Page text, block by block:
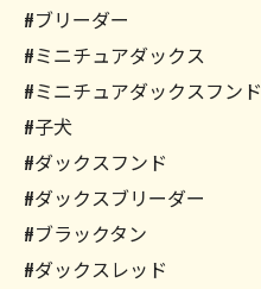
#ブリーダー
#ミニチュアダックス
#ミニチュアダックスフンド
#子犬
#ダックスフンド
#ダックスブリーダー
#ブラックタン
#ダックスレッド